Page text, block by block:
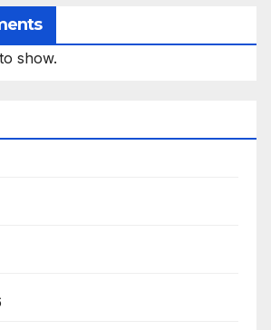
show.